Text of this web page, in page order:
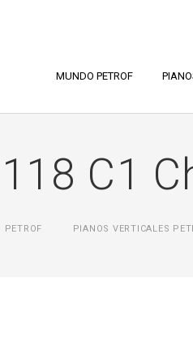
MUNDO PETROF
C1
PETROF PIANOS VERTICALES